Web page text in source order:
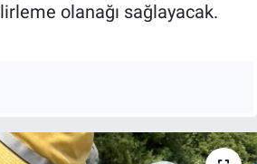
olanağı sağlayacak.